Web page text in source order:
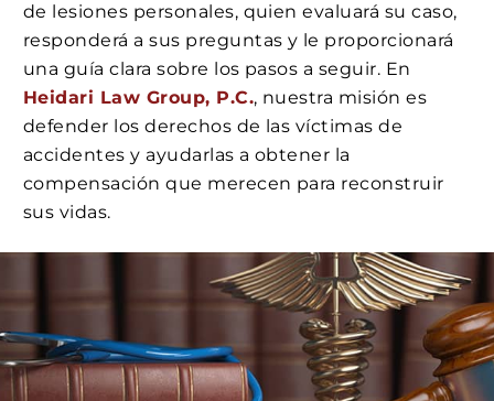
de lesiones personales, quien evaluará su caso,
responderá a sus preguntas y le proporcionará
una guía clara sobre los pasos a seguir. En
Heidari Law Group, P.C., nuestra misión es
defender los derechos de las víctimas de
accidentes y ayudarlas a obtener la
compensación que merecen para reconstruir
sus vidas.